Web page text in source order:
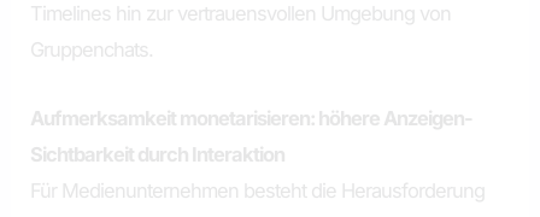
Timelines hin zur vertrauensvollen Umgebung von
Gruppenchats.
Aufmerksamkeit monetarisieren: höhere Anzeigen-
Sichtbarkeit durch Interaktion
Für Medienunternehmen besteht die Herausforderung